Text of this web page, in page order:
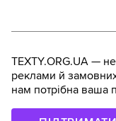
TEXTY.ORG.UA —
реклами й
нам потрібна ваша